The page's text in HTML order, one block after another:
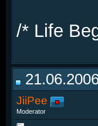
/* Life
JiiPee
Moderator